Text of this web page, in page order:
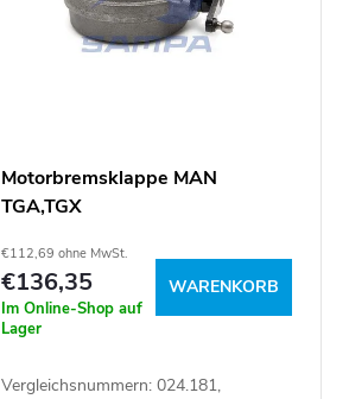
Motorbremsklappe MAN
TGA,TGX
€112,69 ohne MwSt.
€136,35
Im Online-Shop auf
Lager
WARENKORB
Vergleichsnummern: 024.181,